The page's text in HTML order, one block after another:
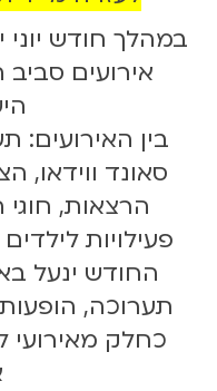
אירועים
בין האירועים:
סאונד ווידאו,
הרצאות,
פעילויות
החודש ינעל
תערוכה,
כחלק מאירועי